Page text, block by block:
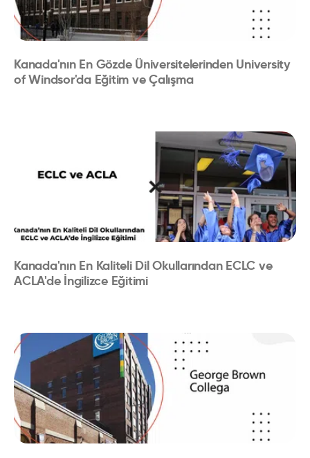
Kanada'nın En Gözde Üniversitelerinden University
of Windsor'da Eğitim ve Çalışma
Kanada'nın En Kaliteli Dil Okullarından ECLC ve
ACLA'de İngilizce Eğitimi